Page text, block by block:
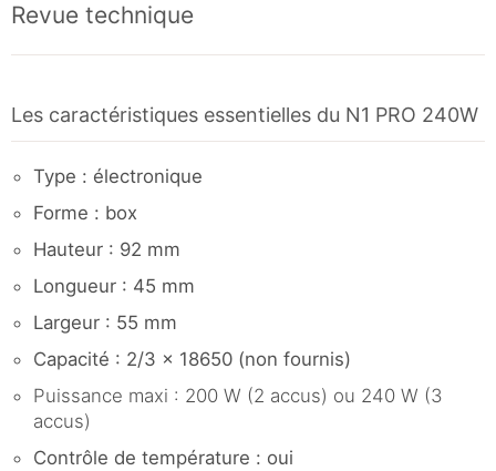
Revue technique
Les caractéristiques essentielles du N1 PRO 240W
Type : électronique
Forme : box
Hauteur : 92 mm
Longueur : 45 mm
Largeur : 55 mm
Capacité : 2/3 x 18650 (non fournis)
Puissance maxi : 200 W (2 accus) ou 240 W (3
accus)
Contrôle de température : oui